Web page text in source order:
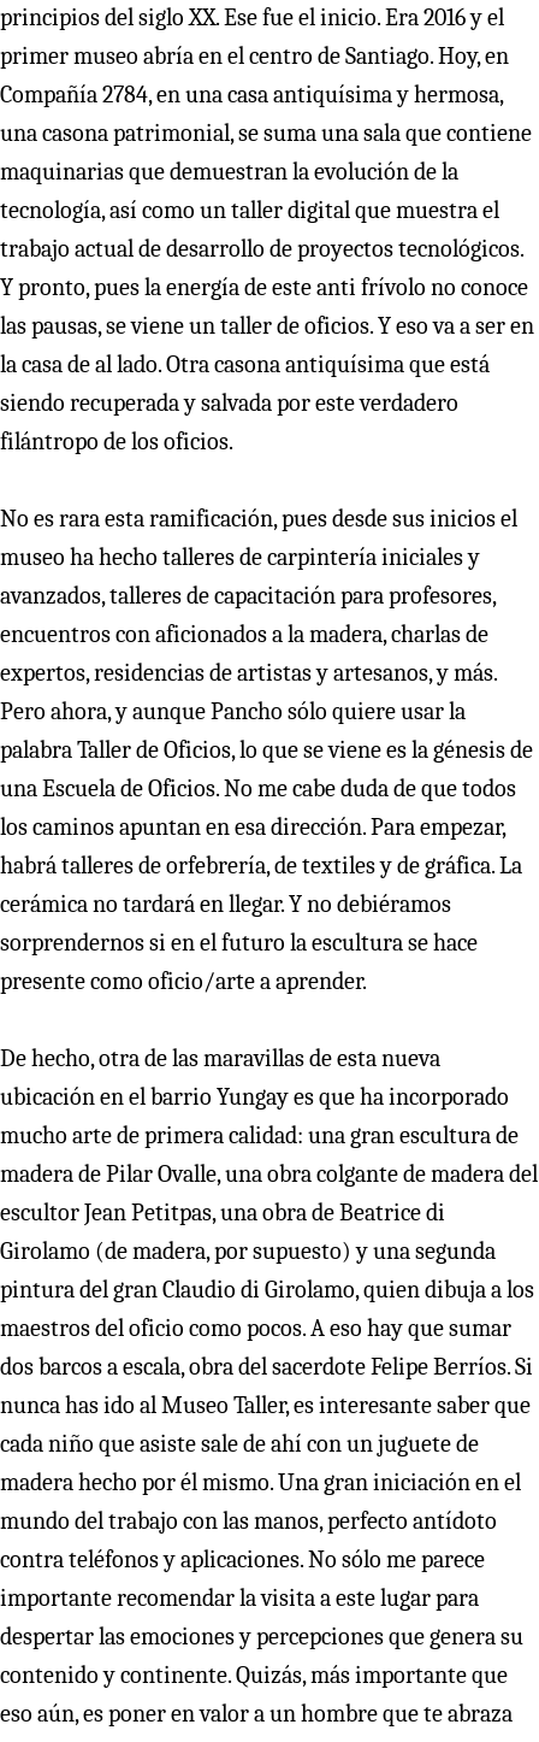
principios del siglo XX. Ese fue el inicio. Era 2016 y el
primer museo abría en el centro de Santiago. Hoy, en
Compañía 2784, en una casa antiquísima y hermosa,
una casona patrimonial, se suma una sala que contiene
maquinarias que demuestran la evolución de la
tecnología, así como un taller digital que muestra el
trabajo actual de desarrollo de proyectos tecnológicos.
Y pronto, pues la energía de este anti frívolo no conoce
las pausas, se viene un taller de oficios. Y eso va a ser en
la casa de al lado. Otra casona antiquísima que está
siendo recuperada y salvada por este verdadero
filántropo de los oficios.
No es rara esta ramificación, pues desde sus inicios el
museo ha hecho talleres de carpintería iniciales y
avanzados, talleres de capacitación para profesores,
encuentros con aficionados a la madera, charlas de
expertos, residencias de artistas y artesanos, y más.
Pero ahora, y aunque Pancho sólo quiere usar la
palabra Taller de Oficios, lo que se viene es la génesis de
una Escuela de Oficios. No me cabe duda de que todos
los caminos apuntan en esa dirección. Para empezar,
habrá talleres de orfebrería, de textiles y de gráfica. La
cerámica no tardará en llegar. Y no debiéramos
sorprendernos si en el futuro la escultura se hace
presente como oficio/arte a aprender.
De hecho, otra de las maravillas de esta nueva
ubicación en el barrio Yungay es que ha incorporado
mucho arte de primera calidad: una gran escultura de
madera de Pilar Ovalle, una obra colgante de madera del
escultor Jean Petitpas, una obra de Beatrice di
Girolamo (de madera, por supuesto) y una segunda
pintura del gran Claudio di Girolamo, quien dibuja a los
maestros del oficio como pocos. A eso hay que sumar
dos barcos a escala, obra del sacerdote Felipe Berríos. Si
nunca has ido al Museo Taller, es interesante saber que
cada niño que asiste sale de ahí con un juguete de
madera hecho por él mismo. Una gran iniciación en el
mundo del trabajo con las manos, perfecto antídoto
contra teléfonos y aplicaciones. No sólo me parece
importante recomendar la visita a este lugar para
despertar las emociones y percepciones que genera su
contenido y continente. Quizás, más importante que
eso aún, es poner en valor a un hombre que te abraza